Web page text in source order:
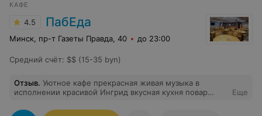
КАФЕ
4.5 ПабЕда
Минск, пр-т Газеты Правда, 40 до 23:00
Средний счёт: $$ (15-35 byn)
Отзыв. Уютное кафе прекрасная живая музыка в
исполнении красивой Ингрид вкусная кухня повар
нас в субботу
Еще